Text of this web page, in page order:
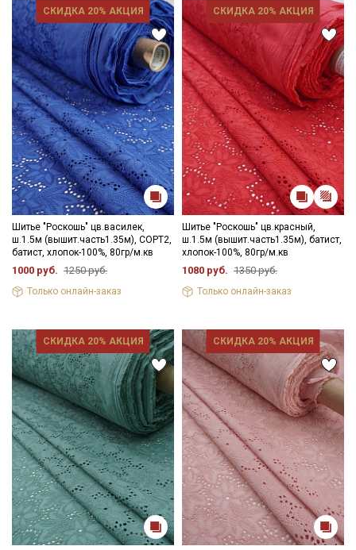
СКИДКА 20% АКЦИЯ
Шитье "Роскошь" цв.василек,
ш.1.5м (вышит.часть1.35м), СОРТ2,
батист, хлопок-100%, 80гр/м.кв
1000 руб. 1250 руб.
Только онлайн-заказ
СКИДКА 20% АКЦИЯ
Шитье "Роскошь" цв.красный,
ш.1.5м (вышит.часть1.35м), батист,
хлопок-100%, 80гр/м.кв
1080 руб. 1350 руб.
Только онлайн-заказ
СКИДКА 20% АКЦИЯ СКИДКА 20% АКЦИЯ